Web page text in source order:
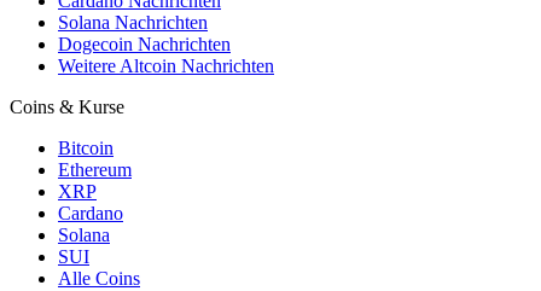
Solana Nachrichten
Dogecoin Nachrichten
Weitere Altcoin Nachrichten
Coins & Kurse
Bitcoin
Ethereum
XRP
Cardano
Solana
SUI
Alle Coins